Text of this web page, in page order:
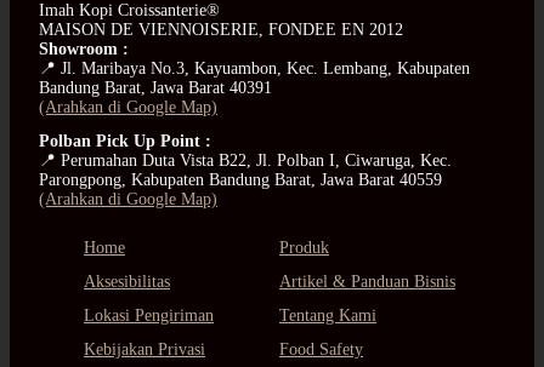
Imah Kopi Croissanterie®
MAISON DE VIENNOISERIE, FONDEE EN 2012
Showroom :
📍 Jl. Maribaya No.3, Kayuambon, Kec. Lembang, Kabupaten
Bandung Barat, Jawa Barat 40391
(Arahkan di Google Map)
Polban Pick Up Point :
📍 Perumahan Duta Vista B22, Jl. Polban I, Ciwaruga, Kec.
Parongpong, Kabupaten Bandung Barat, Jawa Barat 40559
(Arahkan di Google Map)
Home
Produk
Aksesibilitas
Artikel & Panduan Bisnis
Lokasi Pengiriman
Tentang Kami
Kebijakan Privasi
Food Safety